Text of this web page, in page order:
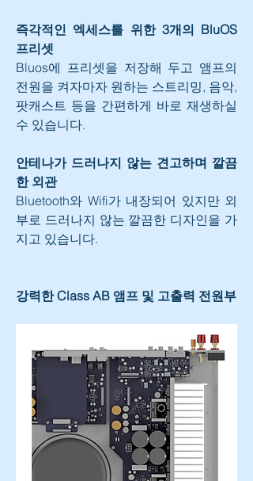
즉각적인 엑세스를 위한 3개의 BluOS
프리셋
Bluos에 프리셋을 저장해 두고 앰프의
전원을 켜자마자 원하는 스트리밍, 음악,
팟캐스트 등을 간편하게 바로 재생하실
수 있습니다.
안테나가 드러나지 않는 견고하며 깔끔
한 외관
Bluetooth와 Wifi가 내장되어 있지만 외
부로 드러나지 않는 깔끔한 디자인을 가
지고 있습니다.
강력한 Class AB 앰프 및 고출력 전원부